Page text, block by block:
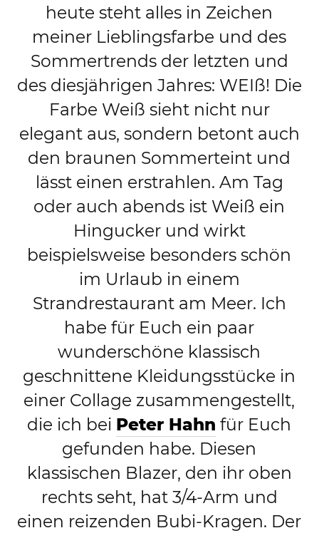
heute steht alles in Zeichen
meiner Lieblingsfarbe und des
Sommertrends der letzten und
des diesjährigen Jahres: WEIß! Die
Farbe Weiß sieht nicht nur
elegant aus, sondern betont auch
den braunen Sommerteint und
lässt einen erstrahlen. Am Tag
oder auch abends ist Weiß ein
Hingucker und wirkt
beispielsweise besonders schön
im Urlaub in einem
Strandrestaurant am Meer. Ich
habe für Euch ein paar
wunderschöne klassisch
geschnittene Kleidungsstücke in
einer Collage zusammengestellt,
die ich bei Peter Hahn für Euch
gefunden habe. Diesen
klassischen Blazer, den ihr oben
rechts seht, hat 3/4-Arm und
einen reizenden Bubi-Kragen. Der